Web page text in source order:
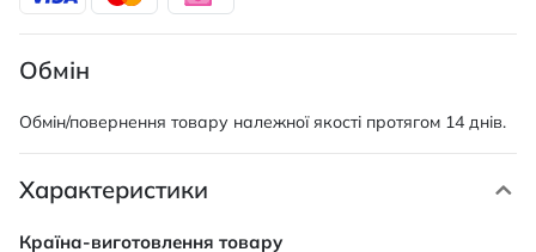
Обмін
Обмін/повернення товару належної якості протягом 14 днів.
Характеристики
Характеристики